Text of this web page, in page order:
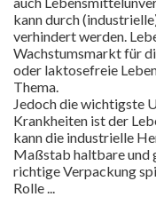
kann durch
verhindert werden.
Wachstumsmarkt für
oder laktosefreie
Thema.
Jedoch die wichtigste
Krankheiten ist der
kann die industrielle
Maßstab haltbare und
richtige Verpackung
Rolle ...